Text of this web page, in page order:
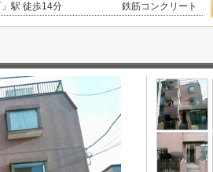
」駅 徒歩14分
鉄筋コンクリート